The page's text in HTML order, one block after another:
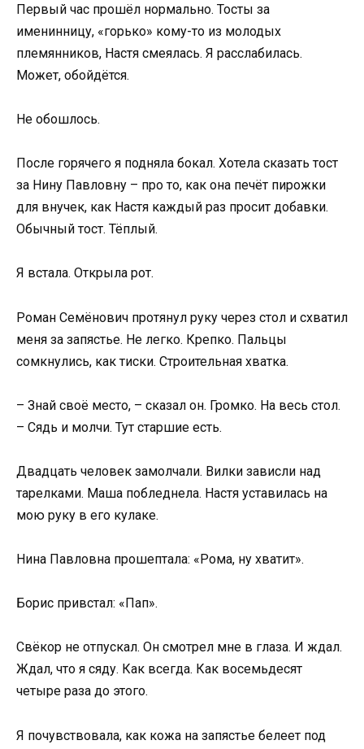
Первый час прошёл нормально. Тосты за
именинницу, «горько» кому-то из молодых
племянников, Настя смеялась. Я расслабилась.
Может, обойдётся.
Не обошлось.
После горячего я подняла бокал. Хотела сказать тост
за Нину Павловну – про то, как она печёт пирожки
для внучек, как Настя каждый раз просит добавки.
Обычный тост. Тёплый.
Я встала. Открыла рот.
Роман Семёнович протянул руку через стол и схватил
меня за запястье. Не легко. Крепко. Пальцы
сомкнулись, как тиски. Строительная хватка.
– Знай своё место, – сказал он. Громко. На весь стол.
– Сядь и молчи. Тут старшие есть.
Двадцать человек замолчали. Вилки зависли над
тарелками. Маша побледнела. Настя уставилась на
мою руку в его кулаке.
Нина Павловна прошептала: «Рома, ну хватит».
Борис привстал: «Пап».
Свёкор не отпускал. Он смотрел мне в глаза. И ждал.
Ждал, что я сяду. Как всегда. Как восемьдесят
четыре раза до этого.
Я почувствовала, как кожа на запястье белеет под